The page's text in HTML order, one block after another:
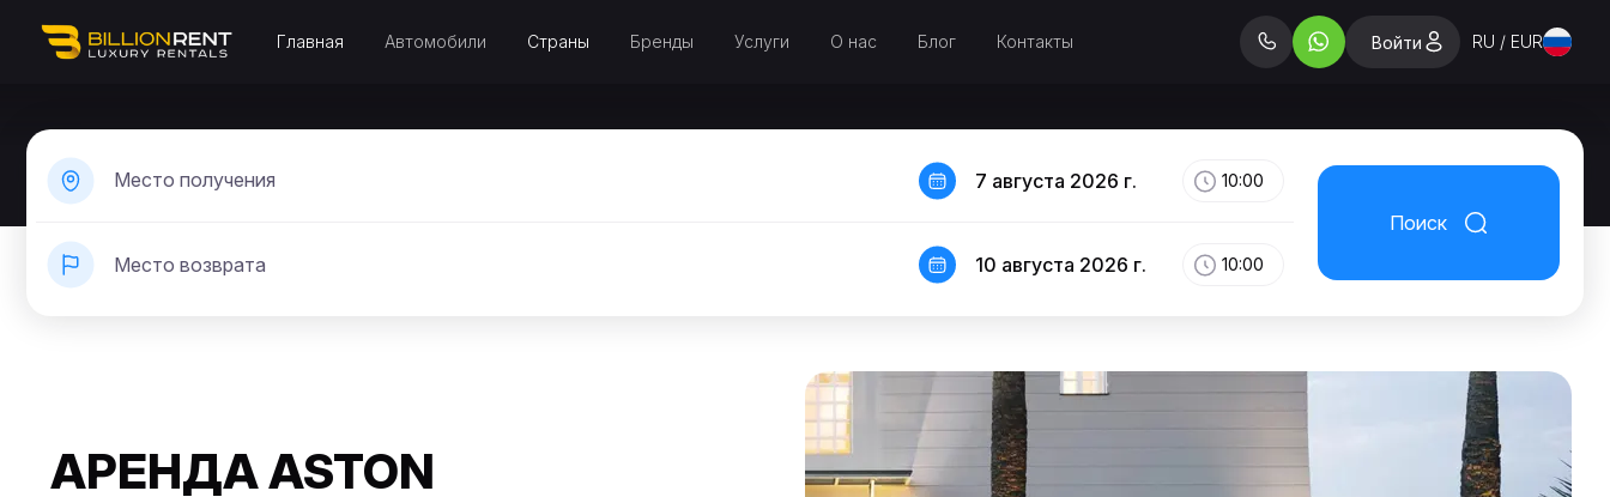
Главная Автомобили Страны Бренды Услуги О нас Блог Контакты Войти RU / EUR
Место получения
Место возврата
7 августа 2026 г. 10:00
10 августа 2026 г. 10:00
Поиск
АРЕНДА ASTON